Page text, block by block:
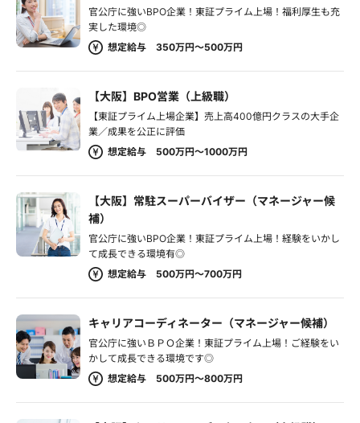
官公庁に強いBPO企業！東証プライム上場！福利厚生も充
実した環境◎
想定給与 350万円～500万円
【大阪】BPO営業（上級職）
【東証プライム上場企業】売上高400億円クラスの大手企
業／成果を公正に評価
想定給与 500万円～1000万円
【大阪】常駐スーパーバイザー（マネージャー候
補）
官公庁に強いBPO企業！東証プライム上場！経験をいかし
て成長できる環境有◎
想定給与 500万円～700万円
キャリアコーディネーター（マネージャー候補）
官公庁に強いＢＰＯ企業！東証プライム上場！ご経験をい
かして成長できる環境です◎
想定給与 500万円～800万円